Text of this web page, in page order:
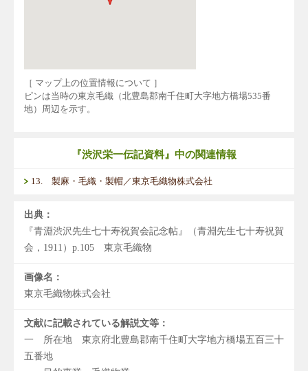
［ マップ上の位置情報について ］
ピンは当時の東京毛織（北豊島郡南千住町大字地方橋場535番
地）周辺を示す。
『渋沢栄一伝記資料』中の関連情報
13. 製麻・毛織・製帽／東京毛織物株式会社
出典：
『青淵渋沢先生七十寿祝賀会記念帖』（青淵先生七十寿祝賀
会，1911）p.105 東京毛織物
画像名：
東京毛織物株式会社
文献に記載されている解説文等：
一 所在地 東京府北豊島郡南千住町大字地方橋場五百三十
五番地